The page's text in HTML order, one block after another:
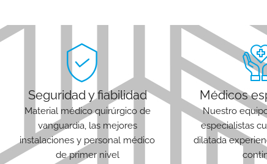
Seguridad y fiabilidad
Material médico quirúrgico de
vanguardia, las mejores
instalaciones y personal médico
de primer nivel
Médicos
Nuestro
especialistas
dilatada